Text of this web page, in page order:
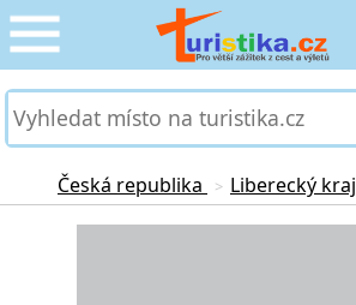
CESTOVÁNÍ
SLUŽBY & DOPRAVA
PRO TURISTY
Česká republika > Liberecký kraj